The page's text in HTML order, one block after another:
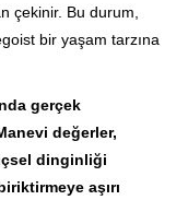
çekinir. Bu durum,
bir yaşam tarzına
gerçek
değerler,
dinginliği
aşırı